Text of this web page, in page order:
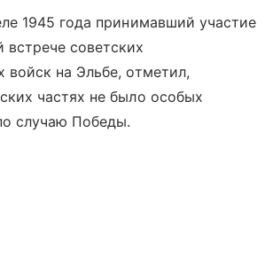
1945 года принимавший участие
встрече советских
войск на Эльбе, отметил,
частях не было особых
случаю Победы.